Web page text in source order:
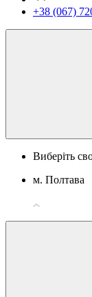
+38 (067)
Виберіть
м. Полтава